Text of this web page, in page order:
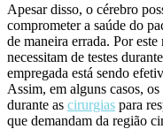
Apesar disso, o cérebro
comprometer a saúde do
de maneira errada. Por
necessitam de testes
empregada está sendo
Assim, em alguns casos,
durante as cirurgias para
que demandam da região